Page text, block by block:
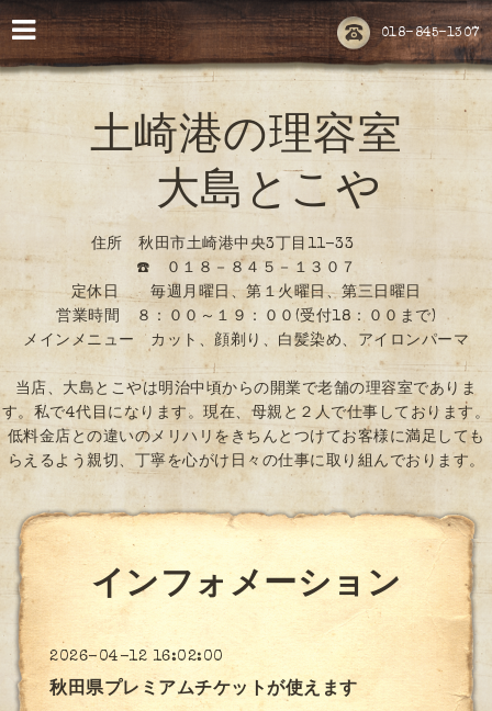
018-845-1307
土崎港の理容室
大島とこや
住所 秋田市土崎港中央3丁目11-33
☎️ ０１８－８４５－１３０７
定休日 毎週月曜日、第１火曜日、第三日曜日
営業時間 ８：００～１９：００(受付18：００まで)
メインメニュー カット、顔剃り、白髪染め、アイロンパーマ
当店、大島とこやは明治中頃からの開業で老舗の理容室でありま
す。私で4代目になります。現在、母親と２人で仕事しております。
低料金店との違いのメリハリをきちんとつけてお客様に満足しても
らえるよう親切、丁寧を心がけ日々の仕事に取り組んでおります。
インフォメーション
2026-04-12 16:02:00
秋田県プレミアムチケットが使えます